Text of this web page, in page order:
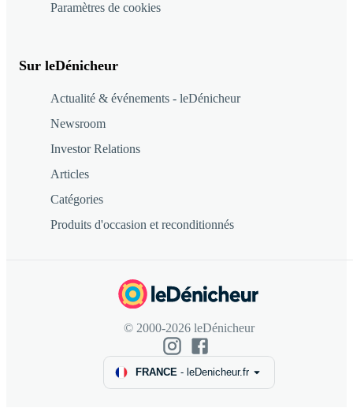
Paramètres de cookies
Sur leDénicheur
Actualité & événements - leDénicheur
Newsroom
Investor Relations
Articles
Catégories
Produits d'occasion et reconditionnés
© 2000-2026 leDénicheur
FRANCE - leDenicheur.fr